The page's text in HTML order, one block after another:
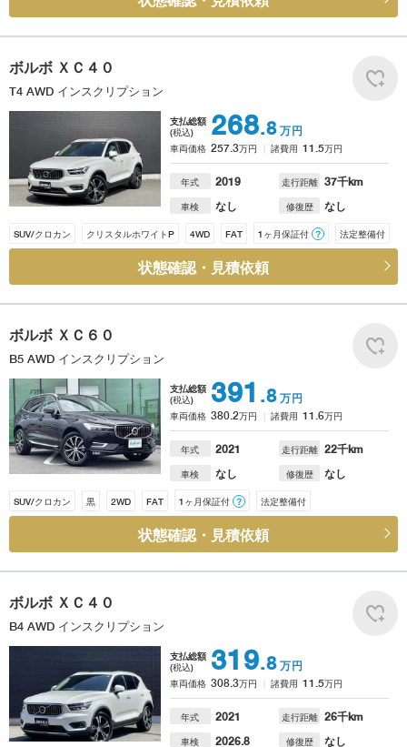
ボルボ ＸＣ４０
T4 AWD インスクリプション
支払総額
(税込)
268.8 万円
車両価格 257.3万円 諸費用 11.5万円
年式 2019 走行距離 37千km
車検 なし 修復歴 なし
SUV/クロカン クリスタルホワイトP 4WD FAT 1ヶ月保証付 ？ 法定整備付
状態確認・見積依頼
ボルボ ＸＣ６０
B5 AWD インスクリプション
支払総額
(税込)
391 .8 万円
車両価格 380.2万円 諸費用 11.6万円
年式 2021 走行距離 22千km
車検 なし 修復歴 なし
SUV/クロカン 黒 2WD FAT 1ヶ月保証付 ？ 法定整備付
状態確認・見積依頼
ボルボ ＸＣ４０
B4 AWD インスクリプション
支払総額
(税込)
319.8 万円
車両価格 308.3万円 諸費用 11.5万円
年式 2021 走行距離 26千km
車検 2026.8 修復歴 なし